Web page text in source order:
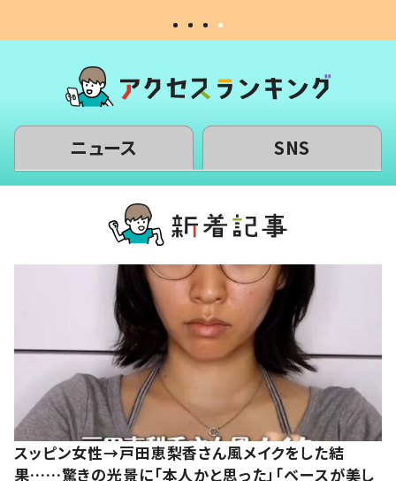
ニュース SNS
スッピン女性→戸田恵梨香さん風メイクをした結
果……驚きの光景に「本人かと思った」「ベースが美し